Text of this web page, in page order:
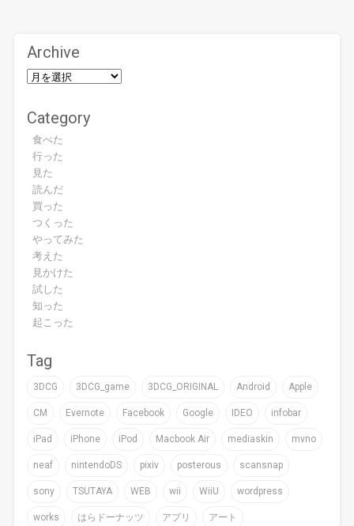
Archive
Category
食べた
行った
見た
読んだ
買った
つくった
やってみた
考えた
見かけた
試した
知った
起こった
Tag
3DCG 3DCG_game 3DCG_ORIGINAL Android Apple
CM Evernote Facebook Google IDEO infobar
iPad iPhone iPod Macbook Air mediaskin mvno
neaf nintendoDS pixiv posterous scansnap
sony TSUTAYA WEB wii WiiU wordpress
works はらドーナッツ アプリ アート